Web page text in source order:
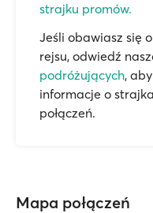
strajku promów.
Jeśli obawiasz się
rejsu, odwiedź
podróżujących,
informacje o
połączeń.
Mapa połączeń